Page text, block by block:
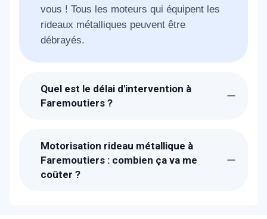
vous ! Tous les moteurs qui équipent les
rideaux métalliques peuvent être
débrayés.
Quel est le délai d'intervention à
Faremoutiers ?
vous à Faremoutiers dans 30 min pour
vous dépanner.
Motorisation rideau métallique à
Faremoutiers : combien ça va me
coûter ?